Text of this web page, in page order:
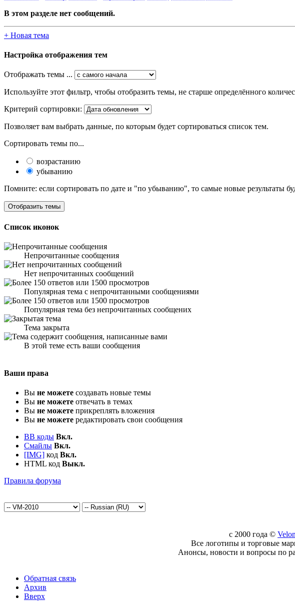
В этом разделе нет сообщений.
+ Новая тема
Настройка отображения тем
Отображать темы ...
Используйте этот фильтр, чтобы отобразить темы, не старше определённого
Критерий сортировки:
Позволяет вам выбрать данные, по которым будет сортироваться список тем.
Сортировать темы по...
возрастанию
убыванию
Помните: если сортировать по дате и "по убыванию", то самые новые результаты
Список иконок
Непрочитанные сообщения
Нет непрочитанных сообщений
Популярная тема с непрочитанными сообщениями
Популярная тема без непрочитанных сообщених
Тема закрыта
В этой теме есть ваши сообщения
Ваши права
Вы не можете создавать новые темы
Вы не можете отвечать в темах
Вы не можете прикреплять вложения
Вы не можете редактировать свои сообщения
BB коды Вкл.
Смайлы Вкл.
[IMG] код Вкл.
HTML код Выкл.
Правила форума
c 2000 года ©
Все логотипы и торговые
Анонсы, новости и вопросы по
Обратная связь
Архив
Вверх